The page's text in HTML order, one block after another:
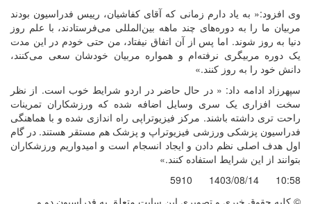
وی افزود:« به یاد دارم زمانی که آقای کفاشیان، رییس فدراسیون بودند
مربیان ما را به دوره‌های چند ماهه بین‌المللی می‌فرستادند، با علم روز
دنیا به روز شوند. اما پس از آن اتفاق نیفتاد، من حتی خودم در این مدت
یک دوره مربیگری نرفته‌ام و همواره مربیان خودشان سعی می‌کنند،
دانش خود را به روز کنند.»
سپهرزاد ادامه داد: « در حال حاضر در اردو شرایط خوب است. از نظر
سخت افزاری یک سری وسایل اضافه شده که ورزشکاران تمرینات
راحت تری داشته باشند. مرکز فیزیوتراپی راه اندازی شده و با هماهنگی
فدراسیون پزشکی ورزشی فیزیوتراپ و پزشک هم مستقر هستند. در گام
اول هدف اصلی نظم دادن و ایجاد انسجام است و امیدواریم ورزشکاران
بتوانند از این شرایط استفاده کنند.»
10:58
1403/08/14
5910
© کليه حقوق خبری و تصويری اين سايت متعلق به فدراسيون دو و